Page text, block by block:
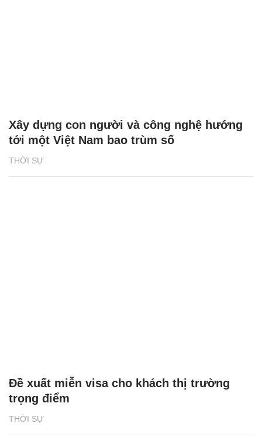
THỜI SỰ
Xây dựng con người và công nghệ hướng
tới một Việt Nam bao trùm số
THỜI SỰ
Đề xuất miễn visa cho khách thị trường
trọng điểm